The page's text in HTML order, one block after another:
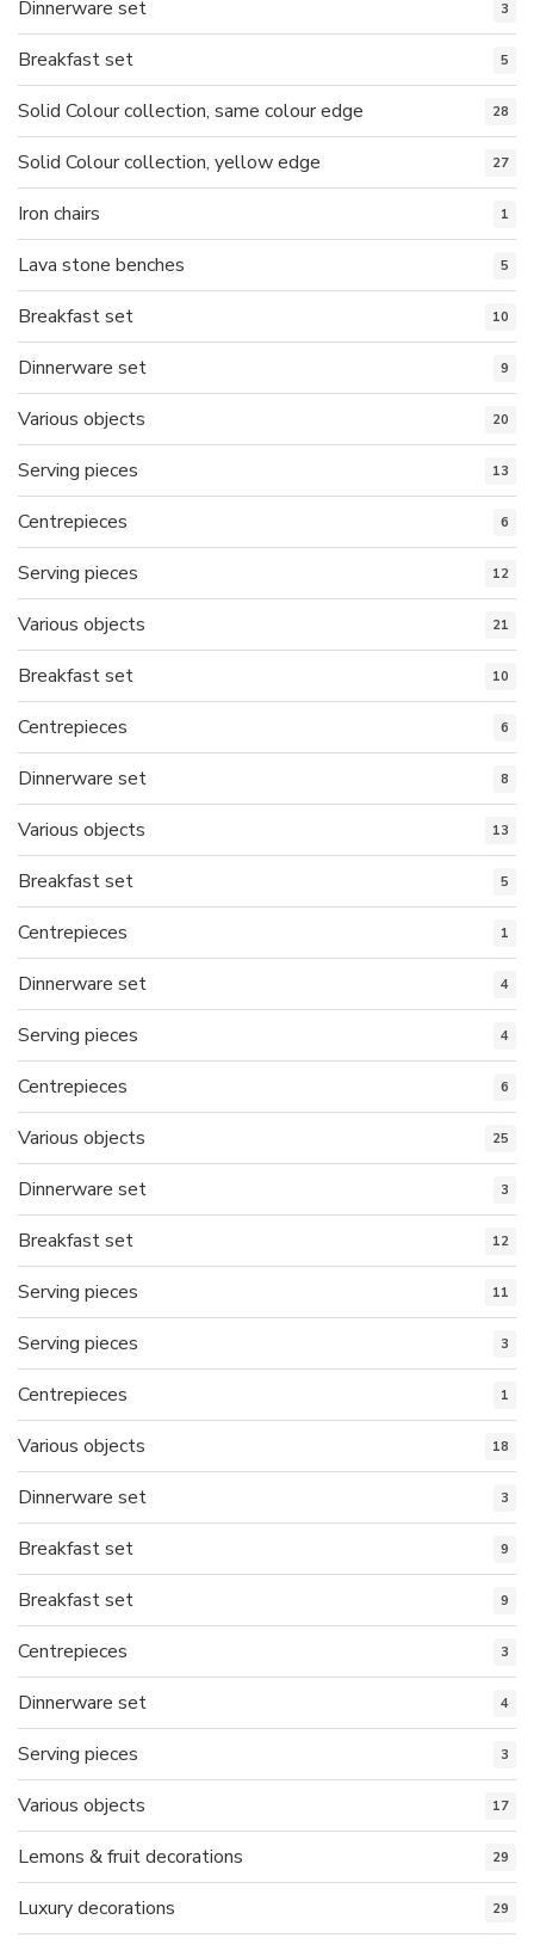
Dinnerware set 3
Breakfast set 5
Solid Colour collection, same colour edge 28
Solid Colour collection, yellow edge 27
Iron chairs 1
Lava stone benches 5
Breakfast set 10
Dinnerware set 9
Various objects 20
Serving pieces 13
Centrepieces 6
Serving pieces 12
Various objects 21
Breakfast set 10
Centrepieces 6
Dinnerware set 8
Various objects 13
Breakfast set 5
Centrepieces 1
Dinnerware set 4
Serving pieces 4
Centrepieces 6
Various objects 25
Dinnerware set 3
Breakfast set 12
Serving pieces 11
Serving pieces 3
Centrepieces 1
Various objects 18
Dinnerware set 3
Breakfast set 9
Breakfast set 9
Centrepieces 3
Dinnerware set 4
Serving pieces 3
Various objects 17
Lemons & fruit decorations 29
Luxury decorations 29